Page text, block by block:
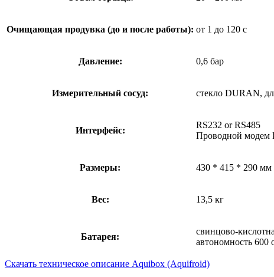
Очищающая продувка (до и после работы): от 1 до 120 с
Давление: 0,6 бар
Измерительный сосуд: стекло DURAN,
Интерфейс:
RS232 or RS485
Проводной модем
Размеры: 430 * 415 * 290 мм
Вес: 13,5 кг
Батарея:
свинцово-
автономность 600
Скачать техническое описание Aquibox (Aquifroid)